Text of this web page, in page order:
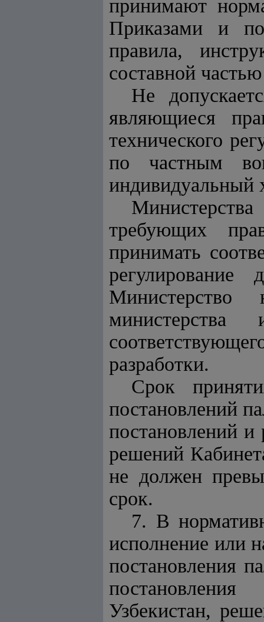
принимают
Приказами и
правила,
составной
Не
являющиеся
технического
по частным
индивидуальный
требующих
принимать
разработки.
Срок
постановлений
постановлений и
решений
не должен
срок.
7. В
исполнение или
постановления
Узбекистан,